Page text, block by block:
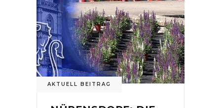
AKTUELL BEITRAG